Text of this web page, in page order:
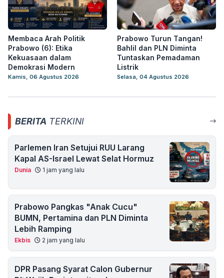
Membaca Arah Politik
Prabowo (6): Etika
Kekuasaan dalam
Demokrasi Modern
Kamis, 06 Agustus 2026
Prabowo Turun Tangan!
Bahlil dan PLN Diminta
Tuntaskan Pemadaman
Listrik
Selasa, 04 Agustus 2026
BERITA TERKINI
Parlemen Iran Setujui RUU Larang
Kapal AS-Israel Lewat Selat Hormuz
Dunia 1 jam yang lalu
Prabowo Pangkas "Anak Cucu"
BUMN, Pertamina dan PLN Diminta
Lebih Ramping
Ekbis 2 jam yang lalu
DPR Pasang Syarat Calon Gubernur